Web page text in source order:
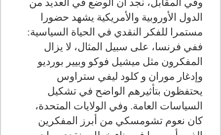
وفي المقابل، نجد أن الوضع في العديد من
الدول الأوروبية والأمريكية يشهد حضورا
مستمرا للفكر النقدي في الحياة السياسية:
ففي فرنسا، على سبيل المثال، لا يزال
المفكرون مثل ميشيل فوكو وبيير بورديو
وإدغار موران و كلود ليفي ستراوس
يحتفظون بتأثيرهم الواضح في تشكيل
السياسات العامة. وفي الولايات المتحدة،
كان نعوم تشومسكي من أبرز المفكرين